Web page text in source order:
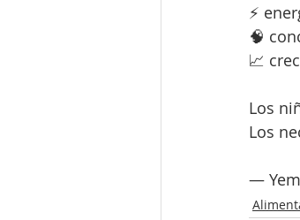
⚡
🧠
📈
Los
Los
—